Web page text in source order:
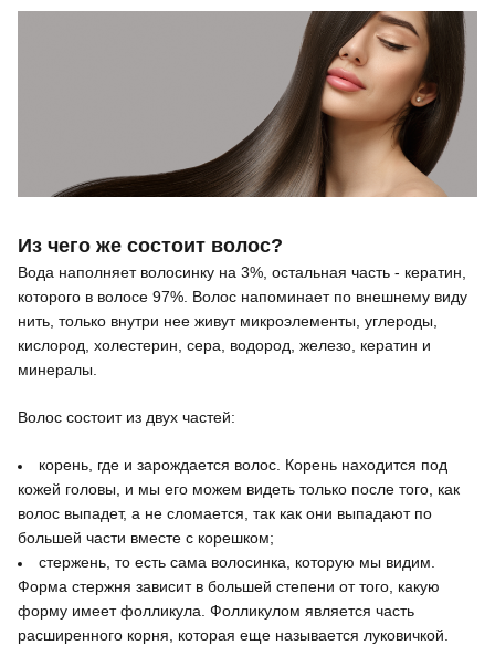
Из чего же состоит волос?
Вода наполняет волосинку на 3%, остальная часть - кератин,
которого в волосе 97%. Волос напоминает по внешнему виду
нить, только внутри нее живут микроэлементы, углероды,
кислород, холестерин, сера, водород, железо, кератин и
минералы.
Волос состоит из двух частей:
корень, где и зарождается волос. Корень находится под
кожей головы, и мы его можем видеть только после того, как
волос выпадет, а не сломается, так как они выпадают по
большей части вместе с корешком;
стержень, то есть сама волосинка, которую мы видим.
Форма стержня зависит в большей степени от того, какую
форму имеет фолликула. Фолликулом является часть
расширенного корня, которая еще называется луковичкой.